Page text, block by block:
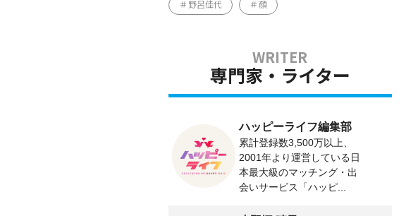
野呂佳代 顔
専門家・ライター
ハッピーライフ編集部
累計登録数3,500万以上、
2001年より運営している日
本最大級のマッチング・出
会いサービス「ハッピ...